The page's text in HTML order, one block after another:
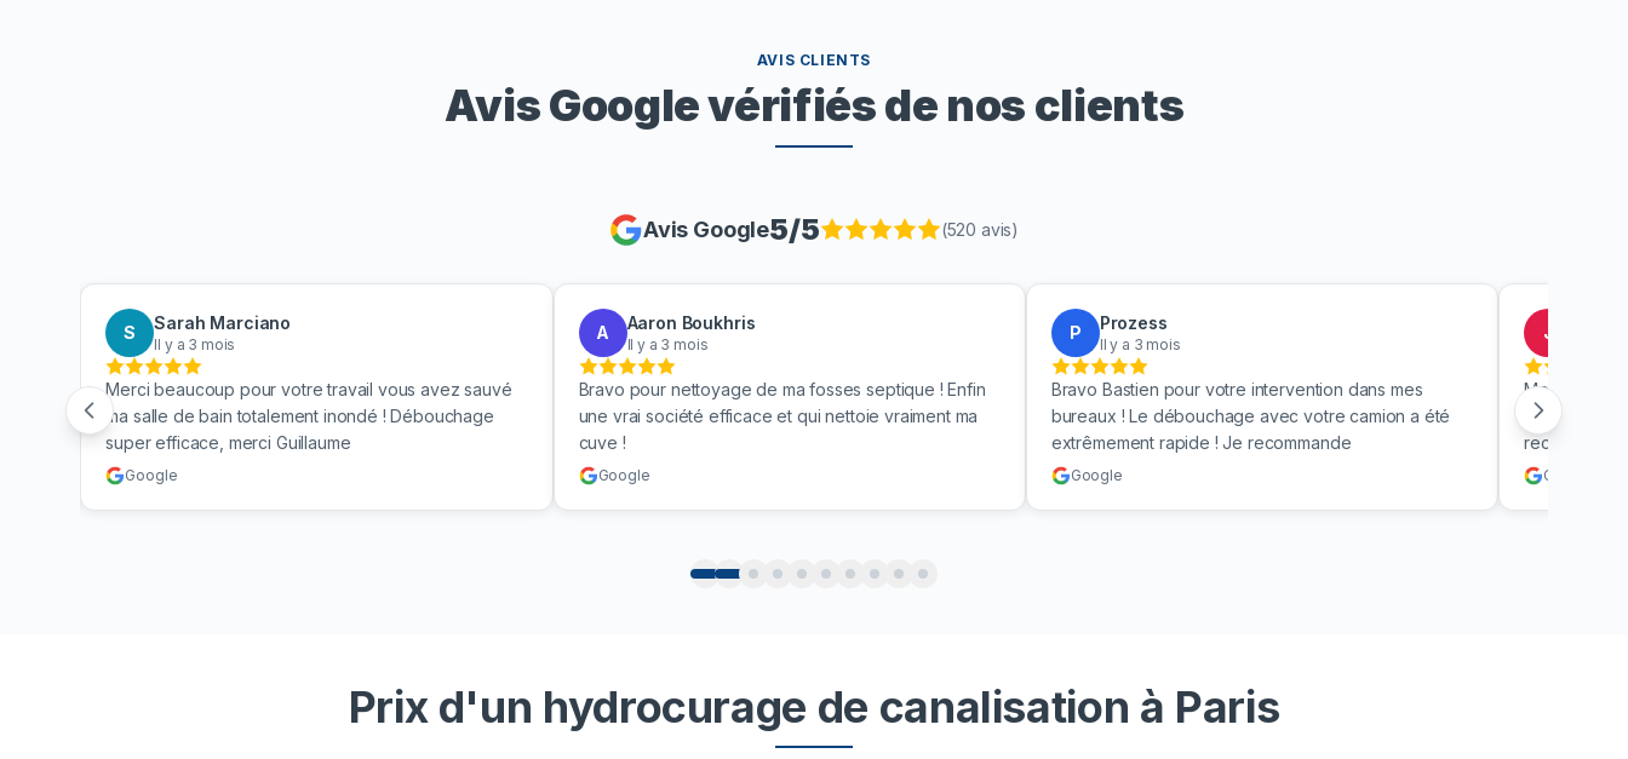
AVIS CLIENTS
Avis Google vérifiés de nos clients
Avis Google5/5 (520 avis)
S Sarah Marciano
Il y a 3 mois
Merci beaucoup pour votre travail vous avez sauvé
ma salle de bain totalement inondé ! Débouchage
super efficace, merci Guillaume
Google
A Aaron Boukhris
Il y a 3 mois
Bravo pour nettoyage de ma fosses septique ! Enfin
une vrai société efficace et qui nettoie vraiment ma
cuve !
Google
P Prozess
Il y a 3 mois
Bravo Bastien pour votre intervention dans mes
bureaux ! Le débouchage avec votre camion a été
extrêmement rapide ! Je recommande
Google
J
Merci
toilettes en
Google
Prix d'un hydrocurage de canalisation à Paris